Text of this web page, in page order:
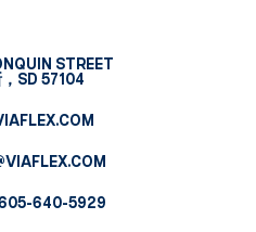
STREET
SD 57104
640-5929